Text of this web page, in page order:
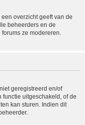
overzicht geeft van de
beheerders en de
ze modereren.
geregistreerd en/of
uitgeschakeld, of de
kan sturen. Indien dit